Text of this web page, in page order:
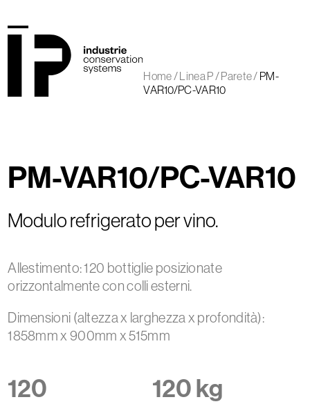
to
content
mobile
mobile
Home/Linea P/Parete/ PM-
VAR10/PC-VAR10
PM-VAR10/PC-VAR10
Modulo refrigerato per vino.
Allestimento: 120 bottiglie posizionate
orizzontalmente con colli esterni.
Dimensioni (altezza x larghezza x profondità):
1858mm x 900mm x 515mm
120 120 kg